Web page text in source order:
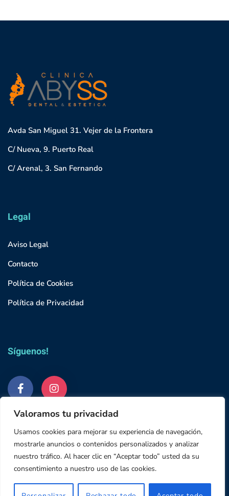
Valoramos tu privacidad
Usamos cookies para mejorar su experiencia de navegación,
mostrarle anuncios o contenidos personalizados y analizar
nuestro tráfico. Al hacer clic en “Aceptar todo” usted da su
consentimiento a nuestro uso de las cookies.
Avda San Miguel 31. Vejer de la Frontera
C/ Nueva, 9. Puerto Real
C/ Arenal, 3. San Fernando
Legal
Aviso Legal
Contacto
Política de Cookies
Política de Privacidad
Síguenos!
© 2023 Grupo Studium
645 18 64 48
Email: info@abyssclinica.es